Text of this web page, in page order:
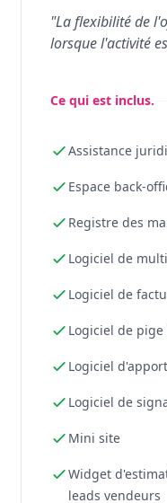
"La flexibilité de
lorsque l'activité
Ce qui est inclus.
Assistance
Espace back-
Registre des
Logiciel de
Logiciel de
Logiciel de
Logiciel
Logiciel de
Mini site
Widget
leads vendeurs